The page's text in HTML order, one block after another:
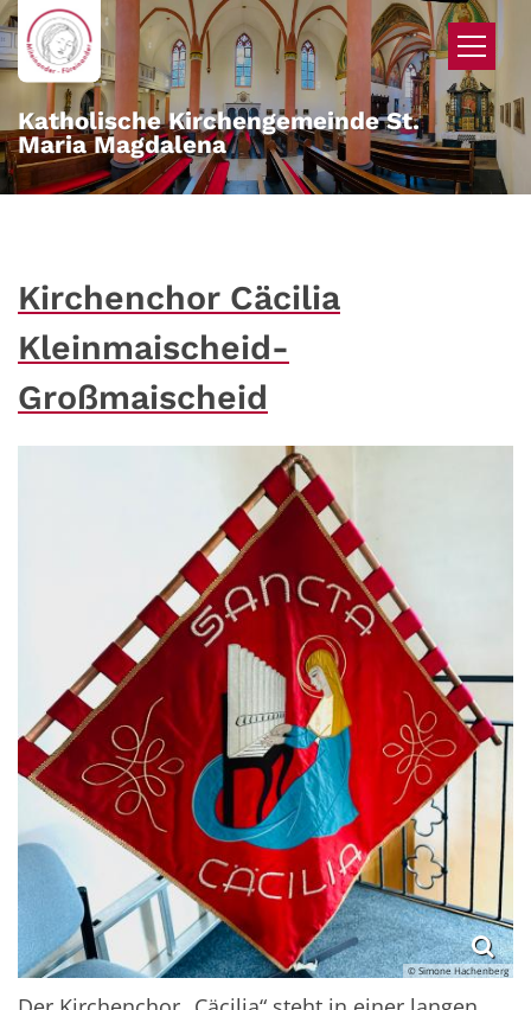
Zum Inhalt springen
Katholische Kirchengemeinde St.
Maria Magdalena
Kirchenchor Cäcilia
Kleinmaischeid-
Großmaischeid
© Simone Hachenberg